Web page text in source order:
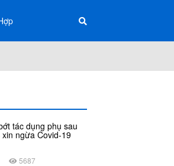
tác dụng phụ sau
ngừa Covid-19
5687